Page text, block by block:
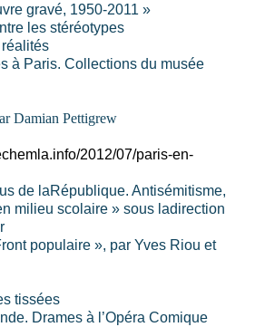
gravé, 1950-2011 »
les stéréotypes
à Paris. Collections du musée
Damian Pettigrew
2012/07/paris-en-
de laRépublique. Antisémitisme,
milieu scolaire » sous ladirection
populaire », par Yves Riou et
tissées
Drames à l’Opéra Comique